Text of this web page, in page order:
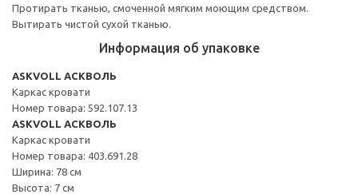
Протирать тканью, смоченной мягким моющим средством.
Вытирать чистой сухой тканью.
Информация об упаковке
ASKVOLL АСКВОЛЬ
Каркас кровати
Номер товара: 592.107.13
ASKVOLL АСКВОЛЬ
Каркас кровати
Номер товара: 403.691.28
Ширина: 78 см
Высота: 7 см